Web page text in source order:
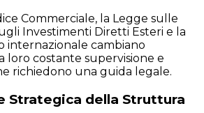
Commerciale, la Legge sulle
Investimenti Diretti Esteri e la
internazionale cambiano
loro costante supervisione e
richiedono una guida legale.
Strategica della Struttura